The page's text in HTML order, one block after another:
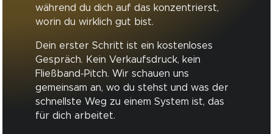
während du dich auf das konzentrierst,
worin du wirklich gut bist.
Dein erster Schritt ist ein kostenloses
Gespräch. Kein Verkaufsdruck, kein
Fließband-Pitch. Wir schauen uns
gemeinsam an, wo du stehst und was der
schnellste Weg zu einem System ist, das
für dich arbeitet.